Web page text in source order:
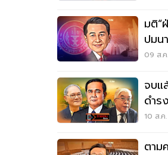
มติ“ฝ่ายค้า
ปมน
09 ส.
จบแ
ดำร
10 ส.ค
ตาม